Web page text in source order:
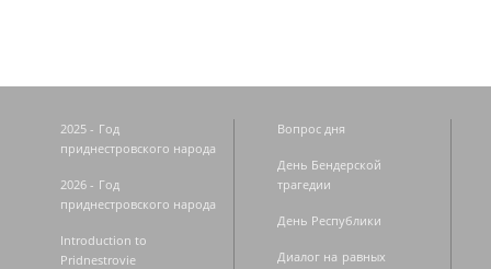
2025 - Год
приднестровского народа
2026 - Год
приднестровского народа
Introduction to
Pridnestrovie
Вопрос дня
День Бендерской
трагедии
День Республики
Диалог на равных